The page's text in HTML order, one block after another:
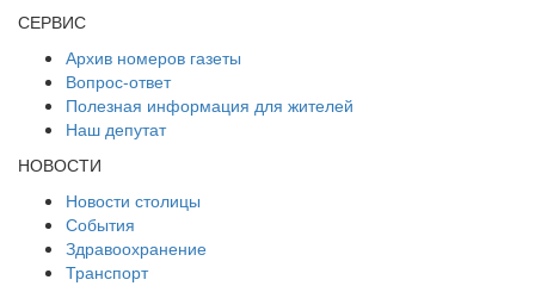
СЕРВИС
Архив номеров газеты
Вопрос-ответ
Полезная информация для жителей
Наш депутат
НОВОСТИ
Новости столицы
События
Здравоохранение
Транспорт